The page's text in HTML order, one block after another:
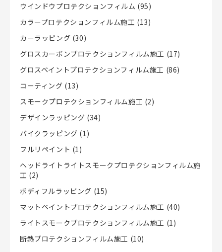
ウインドウプロテクションフィルム (95)
カラープロテクションフィルム施工 (13)
カーラッピング (30)
グロスカーボンプロテクションフィルム施工 (17)
グロスペイントプロテクションフィルム施工 (86)
コーティング (13)
スモークプロテクションフィルム施工 (2)
デザインラッピング (34)
バイクラッピング (1)
フルリペイント (1)
ヘッドライトライトスモークプロテクションフィルム施
工 (2)
ボディフルラッピング (15)
マットペイントプロテクションフィルム施工 (40)
ライトスモークプロテクションフィルム施工 (1)
断熱プロテクションフィルム施工 (10)